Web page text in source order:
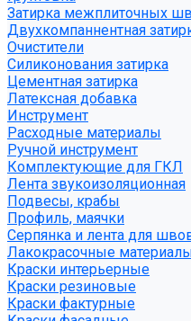
Затирка межплиточных
Двухкомпаннентная
Очистители
Силиконования затирка
Цементная затирка
Латексная добавка
Инструмент
Расходные материалы
Ручной инструмент
Комплектующие для ГКЛ
Лента звукоизоляционная
Подвесы, крабы
Профиль, маячки
Серпянка и лента для
Лакокрасочные
Краски интерьерные
Краски резиновые
Краски фактурные